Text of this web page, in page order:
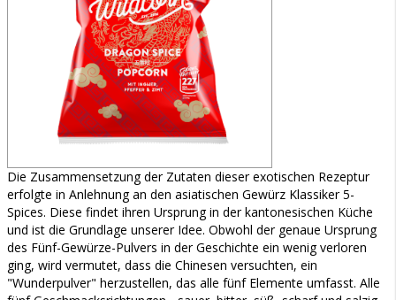
Die Zusammensetzung der Zutaten dieser exotischen Rezeptur
erfolgte in Anlehnung an den asiatischen Gewürz Klassiker 5-
Spices. Diese findet ihren Ursprung in der kantonesischen Küche
und ist die Grundlage unserer Idee. Obwohl der genaue Ursprung
des Fünf-Gewürze-Pulvers in der Geschichte ein wenig verloren
ging, wird vermutet, dass die Chinesen versuchten, ein
"Wunderpulver" herzustellen, das alle fünf Elemente umfasst. Alle